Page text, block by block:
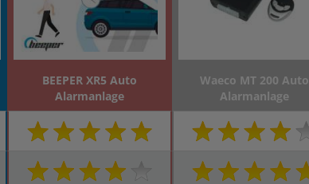
BEEPER XR5 Auto
Alarmanlage
Waeco MT 200 Auto
Alarmanlage